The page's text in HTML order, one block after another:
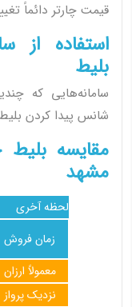
قیمت چارتر دائماً
استفاده
بلیط
سامانه‌هایی که
شانس پیدا کردن
مقایسه
مشهد
لحظه آخری
زمان فروش
معمولاً ارزان
نزدیک پرواز